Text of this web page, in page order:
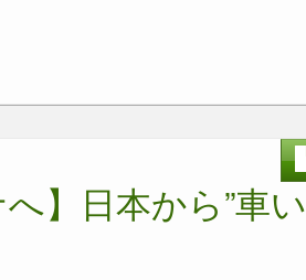
】日本から”車い